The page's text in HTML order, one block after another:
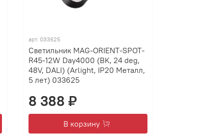
арт. 033625
Светильник MAG-ORIENT-SPOT-
R45-12W Day4000 (BK, 24 deg,
48V, DALI) (Arlight, IP20 Металл,
5 лет) 033625
8 388 ₽
В корзину